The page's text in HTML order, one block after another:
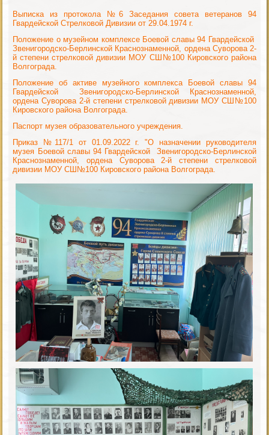
Выписка из протокола №6 Заседания совета ветеранов 94
Гвардейской Стрелковой Дивизии от 29.04.1974 г.
Положение о музейном комплексе Боевой славы 94 Гвардейской
Звенигородско-Берлинской Краснознаменной, ордена Суворова 2-
й степени стрелковой дивизии МОУ СШ№100 Кировского района
Волгограда.
Положение об активе музейного комплекса Боевой славы 94
Гвардейской Звенигородско-Берлинской Краснознаменной,
ордена Суворова 2-й степени стрелковой дивизии МОУ СШ№100
Кировского района Волгограда.
Паспорт музея образовательного учреждения.
Приказ №117/1 от 01.09.2022 г. "О назначении руководителя
музея Боевой славы 94 Гвардейской Звенигородско-Берлинской
Краснознаменной, ордена Суворова 2-й степени стрелковой
дивизии МОУ СШ№100 Кировского района Волгограда.